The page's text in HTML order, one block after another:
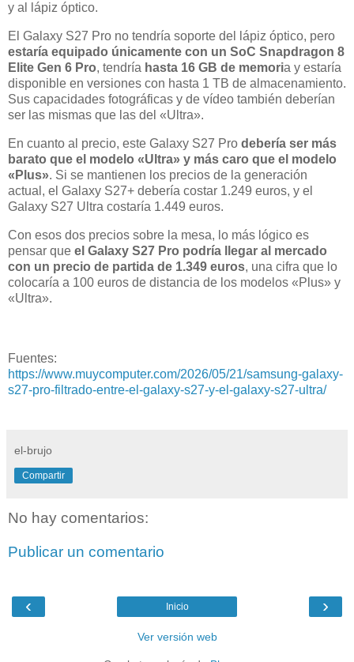
y al lápiz óptico.
El Galaxy S27 Pro no tendría soporte del lápiz óptico, pero
estaría equipado únicamente con un SoC Snapdragon 8
Elite Gen 6 Pro, tendría hasta 16 GB de memoria y estaría
disponible en versiones con hasta 1 TB de almacenamiento.
Sus capacidades fotográficas y de vídeo también deberían
ser las mismas que las del «Ultra».
En cuanto al precio, este Galaxy S27 Pro debería ser más
barato que el modelo «Ultra» y más caro que el modelo
«Plus». Si se mantienen los precios de la generación
actual, el Galaxy S27+ debería costar 1.249 euros, y el
Galaxy S27 Ultra costaría 1.449 euros.
Con esos dos precios sobre la mesa, lo más lógico es
pensar que el Galaxy S27 Pro podría llegar al mercado
con un precio de partida de 1.349 euros, una cifra que lo
colocaría a 100 euros de distancia de los modelos «Plus» y
«Ultra».
Fuentes:
https://www.muycomputer.com/2026/05/21/samsung-galaxy-
s27-pro-filtrado-entre-el-galaxy-s27-y-el-galaxy-s27-ultra/
el-brujo
Compartir
No hay comentarios:
Publicar un comentario
‹ ›
Inicio
Ver versión web